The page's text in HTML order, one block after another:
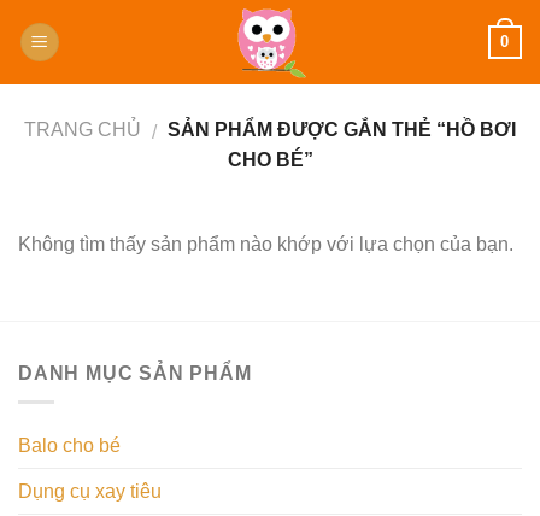
0
TRANG CHỦ / SẢN PHẨM ĐƯỢC GẮN THẺ “HỒ BƠI
CHO BÉ”
Không tìm thấy sản phẩm nào khớp với lựa chọn của bạn.
DANH MỤC SẢN PHẨM
Balo cho bé
Dụng cụ xay tiêu